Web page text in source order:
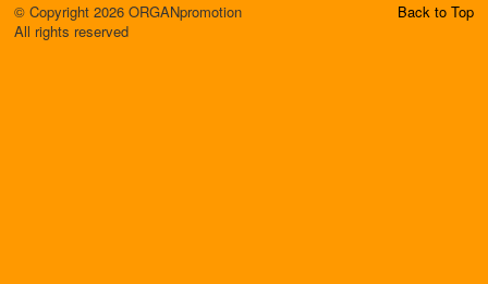
© Copyright 2026 ORGANpromotion
All rights reserved
Back to Top